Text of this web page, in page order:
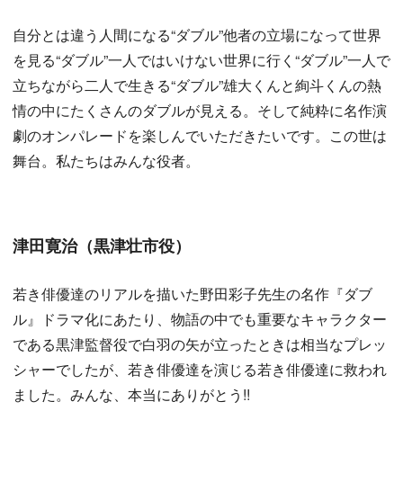
自分とは違う人間になる“ダブル”他者の立場になって世界
を見る“ダブル”一人ではいけない世界に行く“ダブル”一人で
立ちながら二人で生きる“ダブル”雄大くんと絢斗くんの熱
情の中にたくさんのダブルが見える。そして純粋に名作演
劇のオンパレードを楽しんでいただきたいです。この世は
舞台。私たちはみんな役者。
津田寛治（黒津壮市役）
若き俳優達のリアルを描いた野田彩子先生の名作『ダブ
ル』ドラマ化にあたり、物語の中でも重要なキャラクター
である黒津監督役で白羽の矢が立ったときは相当なプレッ
シャーでしたが、若き俳優達を演じる若き俳優達に救われ
ました。みんな、本当にありがとう!!